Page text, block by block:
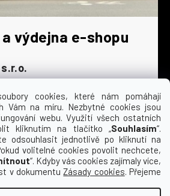
cookies, které nám pomáhají
Vám na míru. Nezbytné cookies jsou
webu. Využití všech ostatních
kliknutím na tlačítko „Souhlasím“.
odsouhlasit jednotlivě po kliknutí na
volitelné cookies povolit nechcete,
“. Kdyby vás cookies zajímaly více,
v dokumentuZásady cookies. Přejeme
výdejna e-shopu
Čakovice
16:30
- 15:30